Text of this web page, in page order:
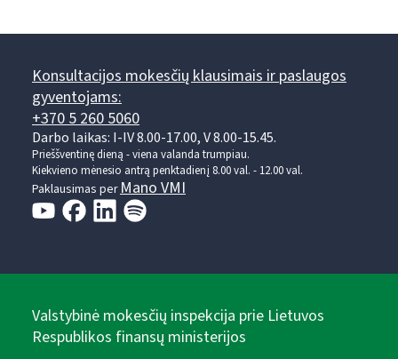
Konsultacijos mokesčių klausimais ir paslaugos
gyventojams:
+370 5 260 5060
Darbo laikas: I-IV 8.00-17.00, V 8.00-15.45.
Prieššventinę dieną - viena valanda trumpiau.
Kiekvieno mėnesio antrą penktadienį 8.00 val. - 12.00 val.
Paklausimas perMano VMI
Valstybinė mokesčių inspekcija prie Lietuvos
Respublikos finansų ministerijos